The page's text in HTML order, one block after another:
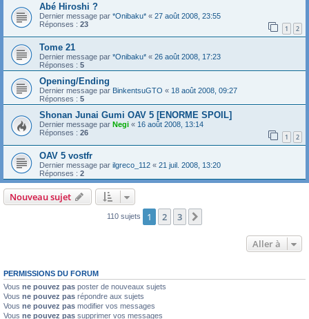
Abé Hiroshi ?
Dernier message par *Onibaku* « 27 août 2008, 23:55
Réponses : 23 1 2
Tome 21
Dernier message par *Onibaku* « 26 août 2008, 17:23
Réponses : 5
Opening/Ending
Dernier message par BinkentsuGTO « 18 août 2008, 09:27
Réponses : 5
Shonan Junai Gumi OAV 5 [ENORME SPOIL]
Dernier message par Negi « 16 août 2008, 13:14
Réponses : 26 1 2
OAV 5 vostfr
Dernier message par ilgreco_112 « 21 juil. 2008, 13:20
Réponses : 2
Nouveau sujet
110 sujets 1 2 3
Aller à
PERMISSIONS DU FORUM
Vous ne pouvez pas poster de nouveaux sujets
Vous ne pouvez pas répondre aux sujets
Vous ne pouvez pas modifier vos messages
Vous ne pouvez pas supprimer vos messages